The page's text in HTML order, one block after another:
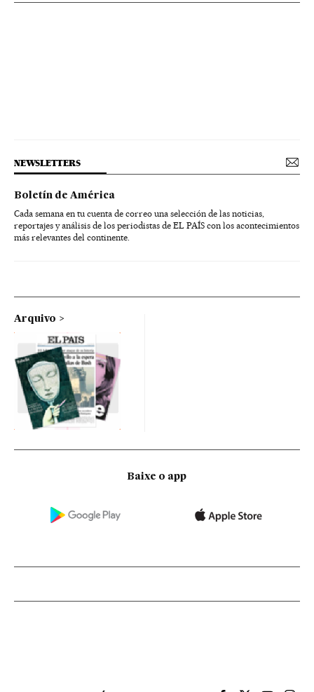
NEWSLETTERS
Boletín de América
Cada semana en tu cuenta de correo una selección de las noticias,
reportajes y análisis de los periodistas de EL PAÍS con los acontecimientos
más relevantes del continente.
Arquivo
Baixe o app